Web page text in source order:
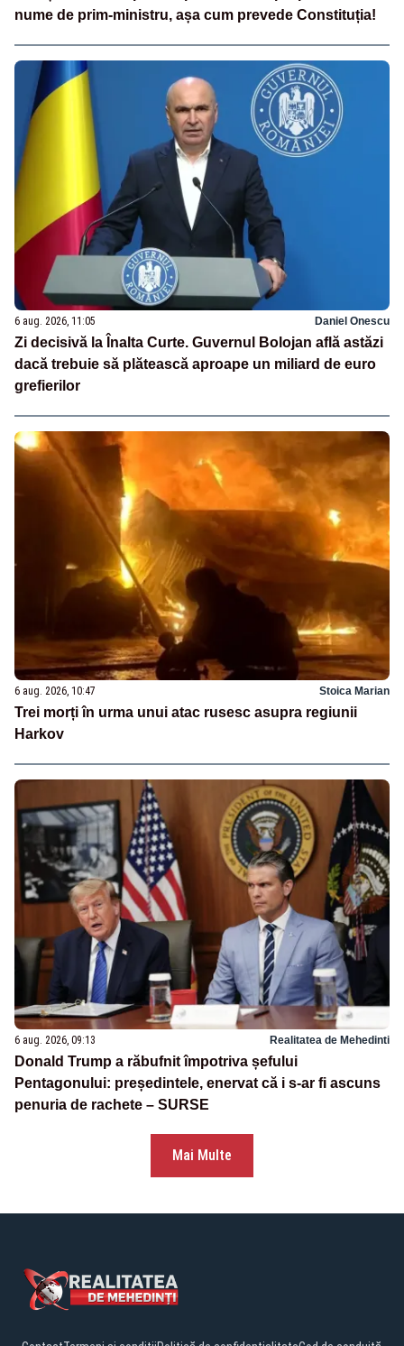
nume de prim-ministru, așa cum prevede Constituția!
6 aug. 2026, 11:05 Daniel Onescu
Zi decisivă la Înalta Curte. Guvernul Bolojan află astăzi
dacă trebuie să plătească aproape un miliard de euro
grefierilor
6 aug. 2026, 10:47 Stoica Marian
Trei morți în urma unui atac rusesc asupra regiunii
Harkov
6 aug. 2026, 09:13 Realitatea de Mehedinti
Donald Trump a răbufnit împotriva șefului
Pentagonului: președintele, enervat că i s-ar fi ascuns
penuria de rachete – SURSE
Mai Multe